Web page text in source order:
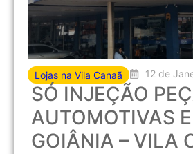
Lojas na Vila Canaã 12 de
SÓ INJEÇÃO
AUTOMOTIVAS
GOIÂNIA – VILA